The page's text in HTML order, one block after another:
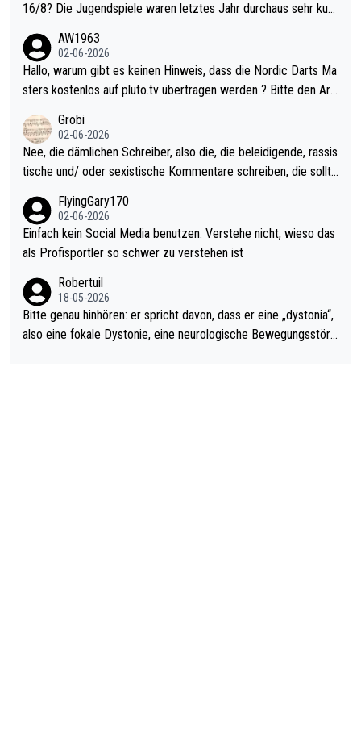
16/8? Die Jugendspiele waren letztes Jahr durchaus sehr kurz
Allerdings ist Mitchell Lawrie als Nummer 1 der Welt eh qualifi
ziert. Somit ändert die automatische Qualifikation des Weltmei
sters erstmal nichts. Ich denke sie wollen damit für nächstes J
ohl wenig WDF Turniere spielen. Dies war bei Archie Self letzt
es Jahr der Fall. Er musste als amtierender Weltmeister durch
den Qualifier und ich glaube kaum, dass Mitchel sich das (in Ve
el hat.
AW1963
02-06-2026
Hallo, warum gibt es keinen Hinweis, dass die Nordic Darts Ma
sters kostenlos auf pluto.tv übertragen werden ? Bitte den Arti
Grobi
02-06-2026
Nee, die dämlichen Schreiber, also die, die beleidigende, rassis
tische und/ oder sexistische Kommentare schreiben, die sollte
s Leben in den Griff kriegen. Nur eins wundert mich: Luke Little
r war doch neulich erst derjenige, der über Social Media GvV p
rovoziert hat. Und Littlers Mutter schießt öfters mal gegen Ric
FlyingGary170
02-06-2026
Einfach kein Social Media benutzen. Verstehe nicht, wieso das
als Profisportler so schwer zu verstehen ist
Robertuil
18-05-2026
Bitte genau hinhören: er spricht davon, dass er eine „dystonia“,
also eine fokale Dystonie, eine neurologische Bewegungsstöru